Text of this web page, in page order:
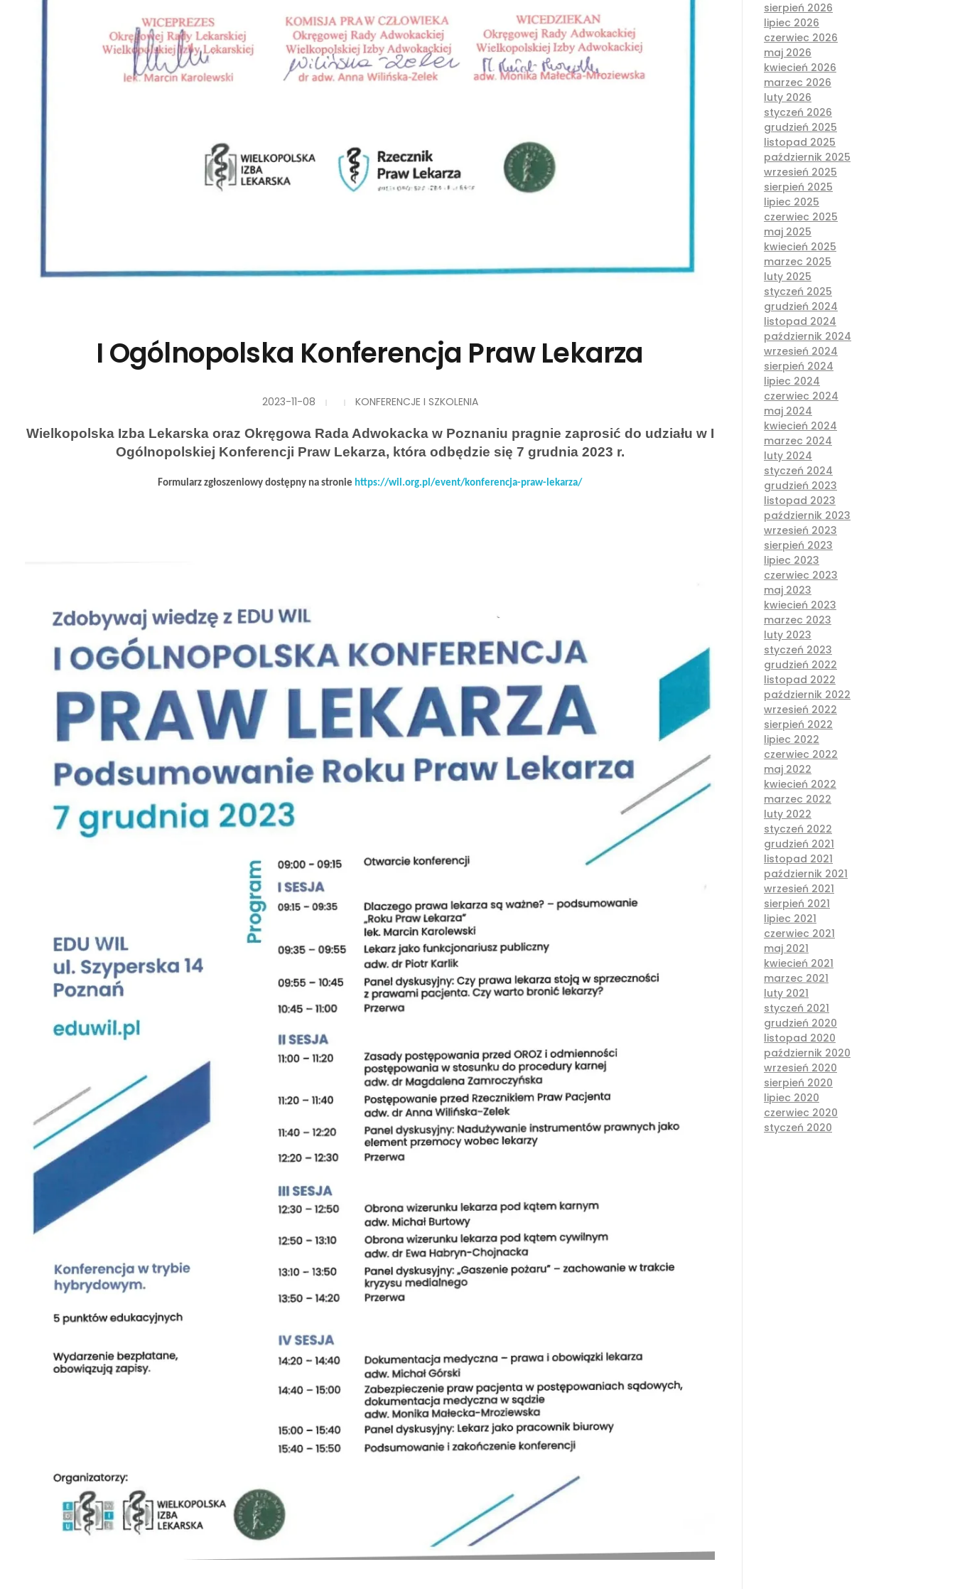
I Ogólnopolska Konferencja Praw Lekarza
2023-11-08 KONFERENCJE I SZKOLENIA
Wielkopolska Izba Lekarska oraz Okręgowa Rada Adwokacka w Poznaniu pragnie zaprosić do udziału w I
Ogólnopolskiej Konferencji Praw Lekarza, która odbędzie się 7 grudnia 2023 r.
Formularz zgłoszeniowy dostępny na stronie https://wil.org.pl/event/konferencja-praw-lekarza/
sierpień 2026
lipiec 2026
czerwiec 2026
maj 2026
kwiecień 2026
marzec 2026
luty 2026
styczeń 2026
grudzień 2025
listopad 2025
październik 2025
wrzesień 2025
sierpień 2025
lipiec 2025
czerwiec 2025
maj 2025
kwiecień 2025
marzec 2025
luty 2025
styczeń 2025
grudzień 2024
listopad 2024
październik 2024
wrzesień 2024
sierpień 2024
lipiec 2024
czerwiec 2024
maj 2024
kwiecień 2024
marzec 2024
luty 2024
styczeń 2024
grudzień 2023
listopad 2023
październik 2023
wrzesień 2023
sierpień 2023
lipiec 2023
czerwiec 2023
maj 2023
kwiecień 2023
marzec 2023
luty 2023
styczeń 2023
grudzień 2022
listopad 2022
październik 2022
wrzesień 2022
sierpień 2022
lipiec 2022
czerwiec 2022
maj 2022
kwiecień 2022
marzec 2022
luty 2022
styczeń 2022
grudzień 2021
listopad 2021
październik 2021
wrzesień 2021
sierpień 2021
lipiec 2021
czerwiec 2021
maj 2021
kwiecień 2021
marzec 2021
luty 2021
styczeń 2021
grudzień 2020
listopad 2020
październik 2020
wrzesień 2020
sierpień 2020
lipiec 2020
czerwiec 2020
styczeń 2020